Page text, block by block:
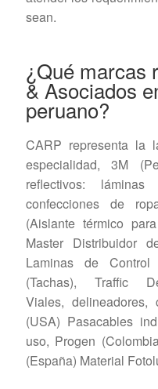
sean.
¿Qué marcas
& Asociados
peruano?
CARP representa la
especialidad, 3M
reflectivos:
confecciones de
(Aislante térmico
Master Distribuidor
Laminas de
(Tachas), Traffic
Viales,
(USA) Pasacables
uso, Progen
(España) Material